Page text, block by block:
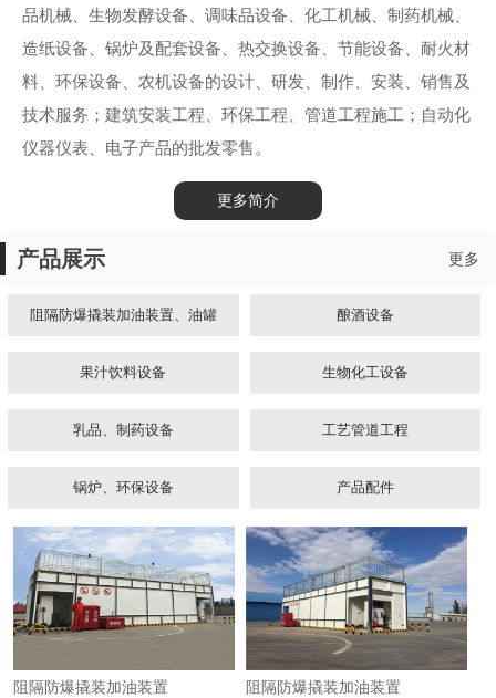
品机械、生物发酵设备、调味品设备、化工机械、制药机械、
造纸设备、锅炉及配套设备、热交换设备、节能设备、耐火材
料、环保设备、农机设备的设计、研发、制作、安装、销售及
技术服务；建筑安装工程、环保工程、管道工程施工；自动化
仪器仪表、电子产品的批发零售。
更多简介
产品展示 更多
阻隔防爆撬装加油装置、油罐 酿酒设备
果汁饮料设备 生物化工设备
乳品、制药设备 工艺管道工程
锅炉、环保设备 产品配件
阻隔防爆撬装加油装置 阻隔防爆撬装加油装置